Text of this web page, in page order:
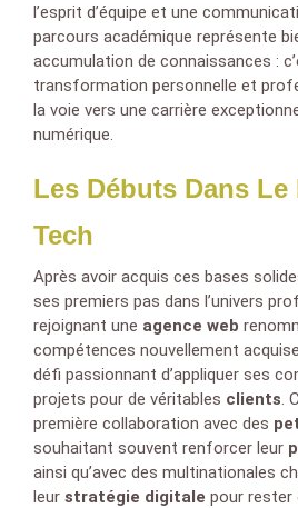
l’esprit d’équipe et une
parcours académique représente
accumulation de connaissances :
transformation personnelle et
la voie vers une carrière
numérique.
Les Débuts Dans
Tech
Après avoir acquis ces bases
ses premiers pas dans l’univers
rejoignant une agence web
compétences nouvellement
défi passionnant d’appliquer ses
projets pour de véritables clients.
première collaboration avec des
souhaitant souvent renforcer leur
ainsi qu’avec des multinationales
leur stratégie digitale pour rester